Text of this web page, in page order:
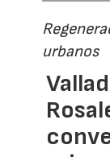
urbanos